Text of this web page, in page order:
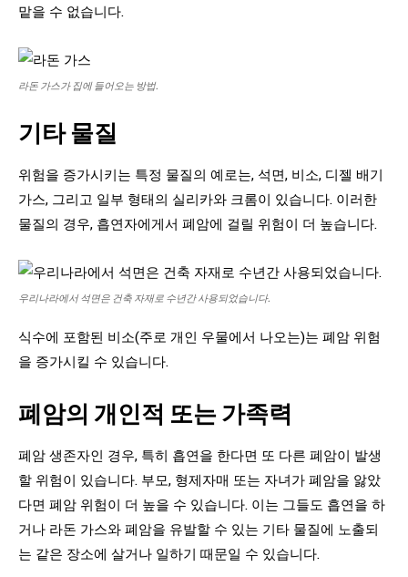
맡을 수 없습니다.
라돈 가스가 집에 들어오는 방법.
기타 물질
위험을 증가시키는 특정 물질의 예로는, 석면, 비소, 디젤 배기
가스, 그리고 일부 형태의 실리카와 크롬이 있습니다. 이러한
물질의 경우, 흡연자에게서 폐암에 걸릴 위험이 더 높습니다.
우리나라에서 석면은 건축 자재로 수년간 사용되었습니다.
식수에 포함된 비소(주로 개인 우물에서 나오는)는 폐암 위험
을 증가시킬 수 있습니다.
폐암의 개인적 또는 가족력
폐암 생존자인 경우, 특히 흡연을 한다면 또 다른 폐암이 발생
할 위험이 있습니다. 부모, 형제자매 또는 자녀가 폐암을 앓았
다면 폐암 위험이 더 높을 수 있습니다. 이는 그들도 흡연을 하
거나 라돈 가스와 폐암을 유발할 수 있는 기타 물질에 노출되
는 같은 장소에 살거나 일하기 때문일 수 있습니다.